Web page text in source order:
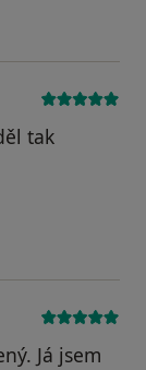
tak
Petr
Já jsem